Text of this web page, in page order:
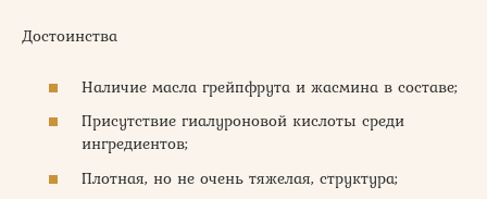
Достоинства
Наличие масла грейпфрута и жасмина в составе;
Присутствие гиалуроновой кислоты среди
ингредиентов;
Плотная, но не очень тяжелая, структура;